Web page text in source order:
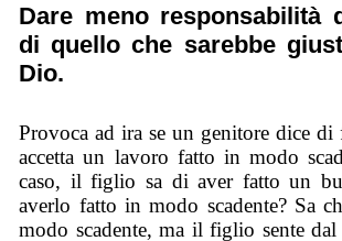
Dare meno responsabilità
di quello che sarebbe
Dio.
Provoca ad ira se un genitore dice di
accetta un lavoro fatto in modo
caso, il figlio sa di aver fatto un
averlo fatto in modo scadente? Sa
modo scadente, ma il figlio sente